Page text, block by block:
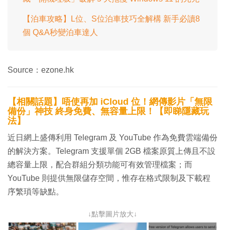
【泊車攻略】L位、S位泊車技巧全解構 新手必讀8
個 Q&A秒變泊車達人
Source：ezone.hk
【相關話題】唔使再加 iCloud 位！網傳影片「無限
備份」神技 終身免費、無容量上限！【即睇隱藏玩
法】
近日網上盛傳利用 Telegram 及 YouTube 作為免費雲端備份
的解決方案。Telegram 支援單個 2GB 檔案原質上傳且不設
總容量上限，配合群組分類功能可有效管理檔案；而
YouTube 則提供無限儲存空間，惟存在格式限制及下載程
序繁瑣等缺點。
↓點擊圖片放大↓